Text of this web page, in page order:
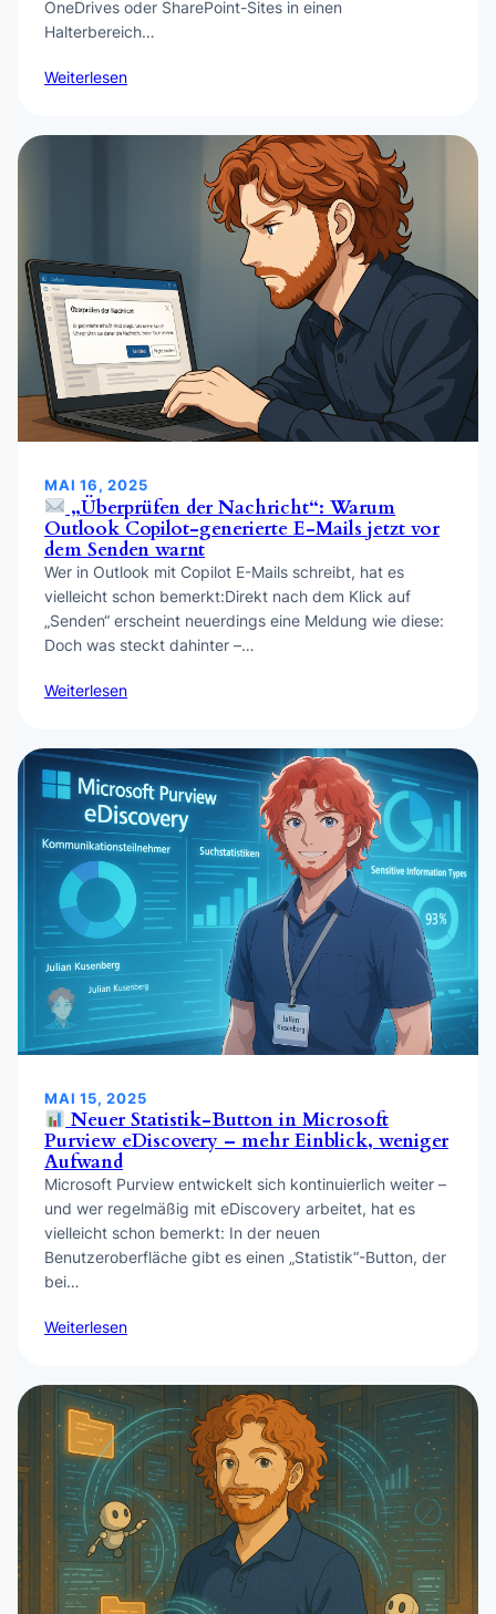
OneDrives oder SharePoint-Sites in einen
Halterbereich…
Weiterlesen
MAI 16, 2025
„Überprüfen der Nachricht“: Warum
Outlook Copilot-generierte E-Mails jetzt vor
dem Senden warnt
Wer in Outlook mit Copilot E-Mails schreibt, hat es
vielleicht schon bemerkt:Direkt nach dem Klick auf
„Senden“ erscheint neuerdings eine Meldung wie diese:
Doch was steckt dahinter –…
Weiterlesen
MAI 15, 2025
Neuer Statistik-Button in Microsoft
Purview eDiscovery – mehr Einblick, weniger
Aufwand
Microsoft Purview entwickelt sich kontinuierlich weiter –
und wer regelmäßig mit eDiscovery arbeitet, hat es
vielleicht schon bemerkt: In der neuen
Benutzeroberfläche gibt es einen „Statistik“-Button, der
bei…
Weiterlesen